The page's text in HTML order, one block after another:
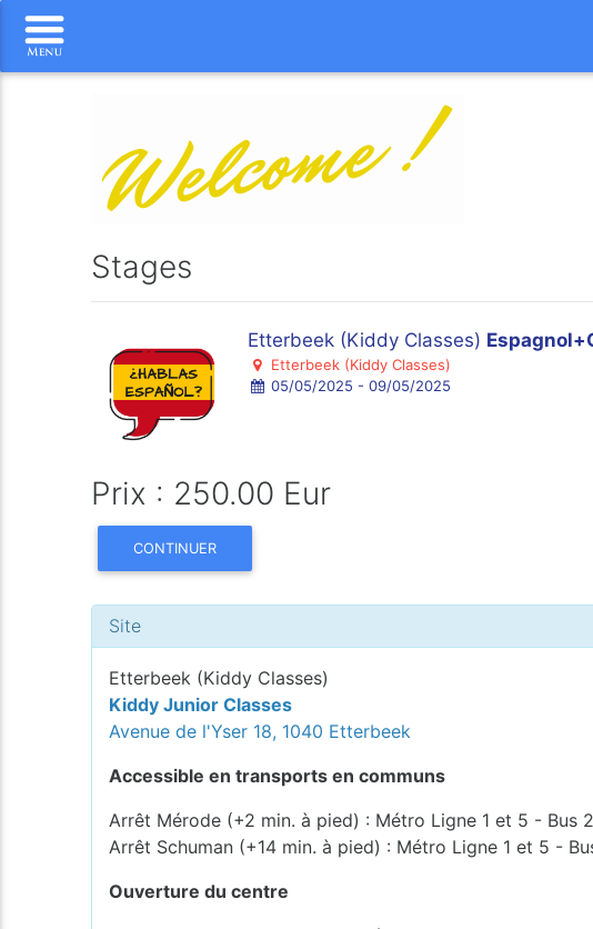
Stages
Etterbeek (Kiddy Classes)
Etterbeek (Kiddy Classes)
05/05/2025 - 09/05/2025
Prix : 250.00 Eur
CONTINUER
Site
Etterbeek (Kiddy Classes)
Kiddy Junior Classes
Avenue de l'Yser 18, 1040 Etterbeek
Accessible en transports en communs
Arrêt Mérode (+2 min. à pied) : Métro Ligne 1 et 5 - Bus
Arrêt Schuman (+14 min. à pied) : Métro Ligne 1 et 5 -
Ouverture du centre